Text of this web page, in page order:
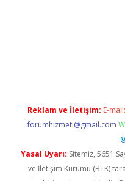
Reklam ve İletişim: E-mail:
forumhizmeti@gmail.com
Yasal Uyarı: Sitemiz, 5651
ve İletişim Kurumu (BTK)